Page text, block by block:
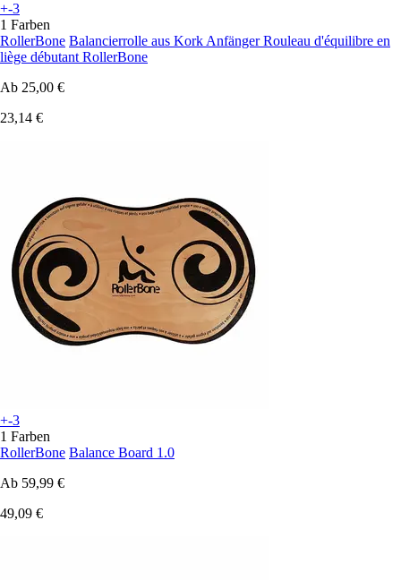
+-3
1 Farben
RollerBone Balancierrolle aus Kork Anfänger Rouleau d'équilibre en
liège débutant RollerBone
Ab 25,00 €
23,14 €
+-3
1 Farben
RollerBone Balance Board 1.0
Ab 59,99 €
49,09 €